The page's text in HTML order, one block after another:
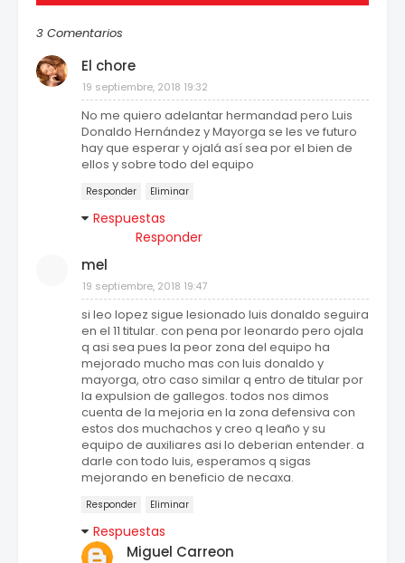
3 Comentarios
El chore
19 septiembre, 2018 19:32
No me quiero adelantar hermandad pero Luis
Donaldo Hernández y Mayorga se les ve futuro
hay que esperar y ojalá así sea por el bien de
ellos y sobre todo del equipo
Responder Eliminar
Respuestas
Responder
mel
19 septiembre, 2018 19:47
si leo lopez sigue lesionado luis donaldo seguira
en el 11 titular. con pena por leonardo pero ojala
q asi sea pues la peor zona del equipo ha
mejorado mucho mas con luis donaldo y
mayorga, otro caso similar q entro de titular por
la expulsion de gallegos. todos nos dimos
cuenta de la mejoria en la zona defensiva con
estos dos muchachos y creo q leaño y su
equipo de auxiliares asi lo deberian entender. a
darle con todo luis, esperamos q sigas
mejorando en beneficio de necaxa.
Responder Eliminar
Respuestas
Miguel Carreon